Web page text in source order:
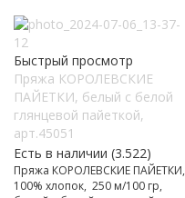
Быстрый просмотр
Пряжа КОРОЛЕВСКИЕ
ПАЙЕТКИ, белый с белой
глянцевой пайеткой,
арт.45051
Есть в наличии (3.522)
Пряжа КОРОЛЕВСКИЕ ПАЙЕТКИ,
100% хлопок, 250 м/100 гр,